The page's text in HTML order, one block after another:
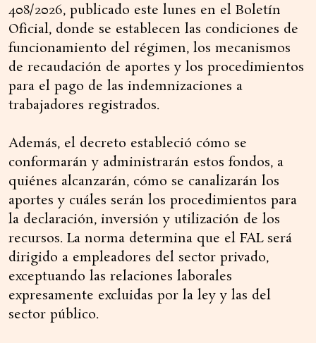
408/2026, publicado este lunes en el Boletín
Oficial, donde se establecen las condiciones de
funcionamiento del régimen, los mecanismos
de recaudación de aportes y los procedimientos
para el pago de las indemnizaciones a
trabajadores registrados.
Además, el decreto estableció cómo se
conformarán y administrarán estos fondos, a
quiénes alcanzarán, cómo se canalizarán los
aportes y cuáles serán los procedimientos para
la declaración, inversión y utilización de los
recursos. La norma determina que el FAL será
dirigido a empleadores del sector privado,
exceptuando las relaciones laborales
expresamente excluidas por la ley y las del
sector público.